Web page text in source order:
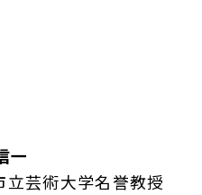
一
立芸術大学名誉教授